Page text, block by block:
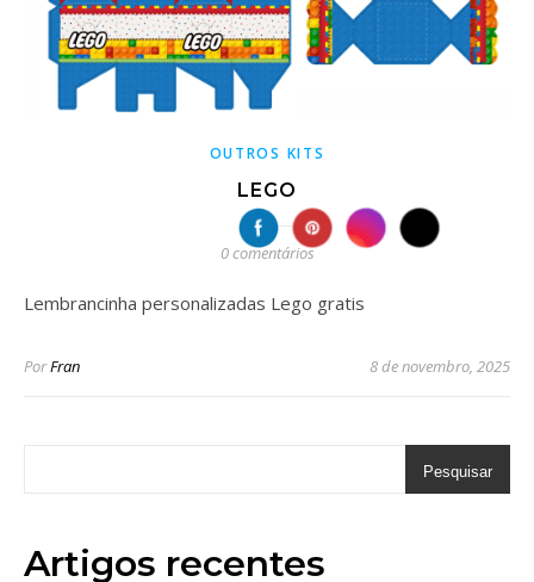
OUTROS KITS
LEGO
0 comentários
Lembrancinha personalizadas Lego gratis
PorFran 8 de novembro, 2025
Pesquisar
Artigos recentes